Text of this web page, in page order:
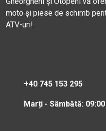
moto și piese de schimb
ATV-uri!
+40 745 153 295
Marți - Sâmbătă: